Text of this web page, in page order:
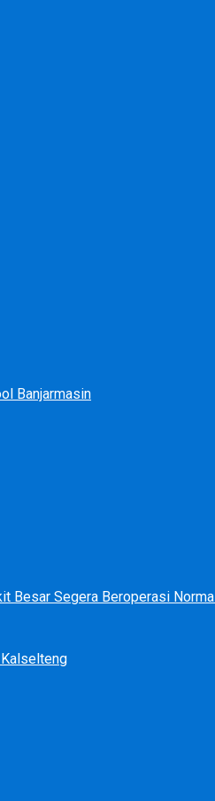
Banjarmasin
Besar Segera Beroperasi Normal